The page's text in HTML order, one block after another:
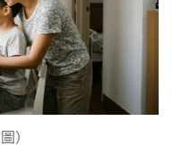
）